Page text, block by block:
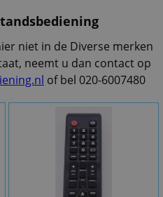
niet in de Diverse merken
neemt u dan contact op
of bel 020-6007480